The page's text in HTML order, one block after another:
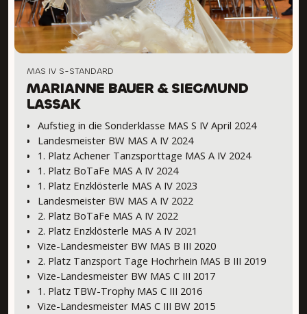
MAS IV S-STANDARD
MARIANNE BAUER & SIEGMUND
LASSAK
Aufstieg in die Sonderklasse MAS S IV April 2024
Landesmeister BW MAS A IV 2024
1. Platz Achener Tanzsporttage MAS A IV 2024
1. Platz BoTaFe MAS A IV 2024
1. Platz Enzklösterle MAS A IV 2023
Landesmeister BW MAS A IV 2022
2. Platz BoTaFe MAS A IV 2022
2. Platz Enzklösterle MAS A IV 2021
Vize-Landesmeister BW MAS B III 2020
2. Platz Tanzsport Tage Hochrhein MAS B III 2019
Vize-Landesmeister BW MAS C III 2017
1. Platz TBW-Trophy MAS C III 2016
Vize-Landesmeister MAS C III BW 2015